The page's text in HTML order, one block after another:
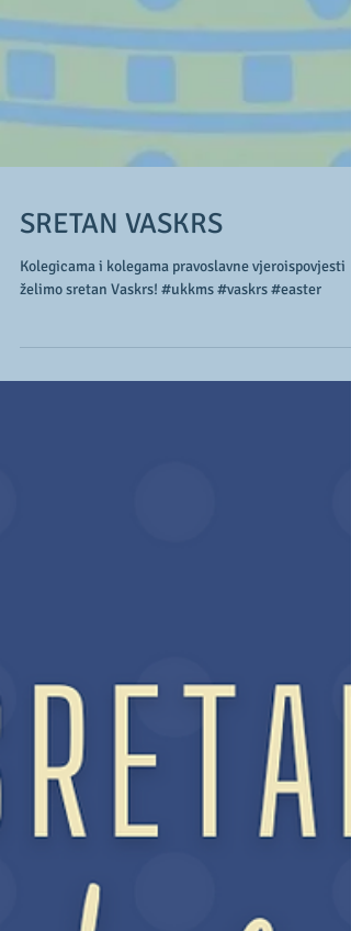
SRETAN VASKRS
želimo sretan Vaskrs! #ukkms #vaskrs #easter